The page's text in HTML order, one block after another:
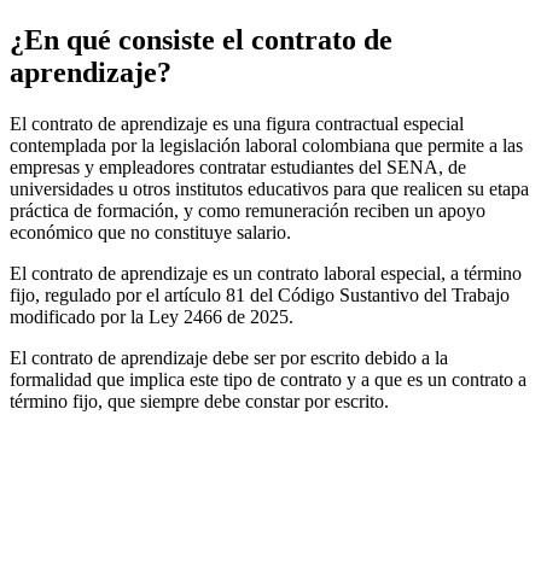
¿En qué consiste el contrato de
aprendizaje?
El contrato de aprendizaje es una figura contractual especial
contemplada por la legislación laboral colombiana que permite a las
empresas y empleadores contratar estudiantes del SENA, de
universidades u otros institutos educativos para que realicen su etapa
práctica de formación, y como remuneración reciben un apoyo
económico que no constituye salario.
El contrato de aprendizaje es un contrato laboral especial, a término
fijo, regulado por el artículo 81 del Código Sustantivo del Trabajo
modificado por la Ley 2466 de 2025.
El contrato de aprendizaje debe ser por escrito debido a la
formalidad que implica este tipo de contrato y a que es un contrato a
término fijo, que siempre debe constar por escrito.